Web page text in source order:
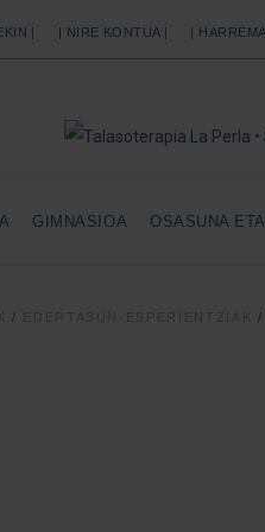
| | NIRE KONTUA | |
GIMNASIOA OSASUNA
/ EDERTASUN-ESPERIENTZIAK /